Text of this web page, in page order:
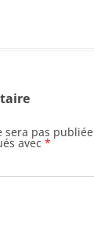
sera pas
avec *